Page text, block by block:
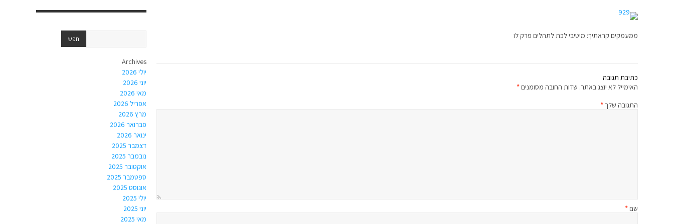
ממעמקים קראתיך: מיטיבי לכת לתהלים פרק לו
כתיבת תגובה
האימייל לא יוצג באתר. שדות החובה מסומנים*
התגובה שלך*
שם*
Archives
יולי 2026
יוני 2026
מאי 2026
אפריל 2026
מרץ 2026
פברואר 2026
ינואר 2026
דצמבר 2025
נובמבר 2025
אוקטובר 2025
ספטמבר 2025
אוגוסט 2025
יולי 2025
יוני 2025
מאי 2025